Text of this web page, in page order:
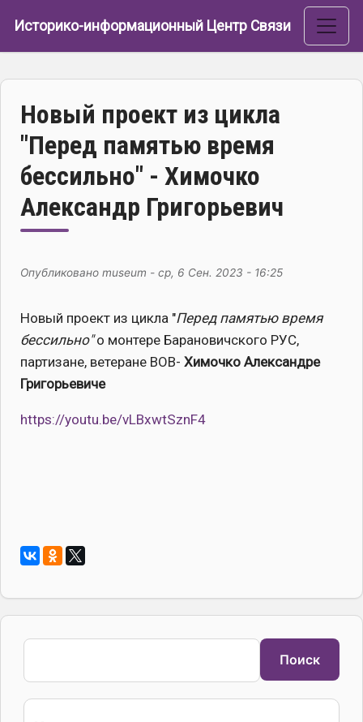
Историко-информационный Центр Связи
Новый проект из цикла
"Перед памятью время
бессильно" - Химочко
Александр Григорьевич
Опубликовано museum - ср, 6 Сен. 2023 - 16:25
Новый проект из цикла "Перед памятью время
бессильно"о монтере Барановичского РУС,
партизане, ветеране ВОВ- Химочко Александре
Григорьевиче
https://youtu.be/vLBxwtSznF4
Поиск
Поиск